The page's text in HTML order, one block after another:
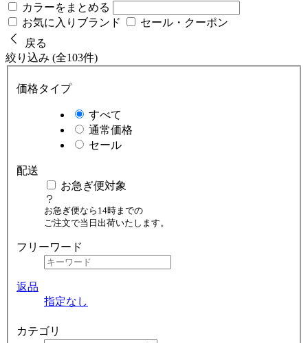
カラーをまとめる
お気に入りブランド
セール・クーポン
戻る
絞り込み (全103件)
価格タイプ
すべて
通常価格
セール
配送
お急ぎ便対象
お急ぎ便なら14時までの
ご注文で当日出荷いたします。
フリーワード
返品
指定なし
カテゴリ